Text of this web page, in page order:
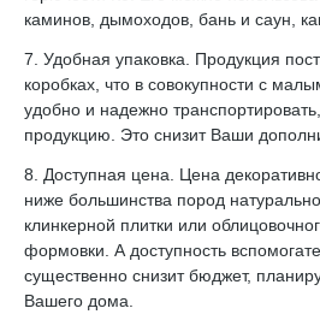
каминов, дымоходов, бань и саун,
7. Удобная упаковка. Продукция
коробках, что в совокупности с
удобно и надежно
продукцию. Это снизит Ваши
8. Доступная цена. Цена
ниже большинства пород
клинкерной плитки или
формовки. А доступность
существенно снизит бюджет,
Вашего дома.